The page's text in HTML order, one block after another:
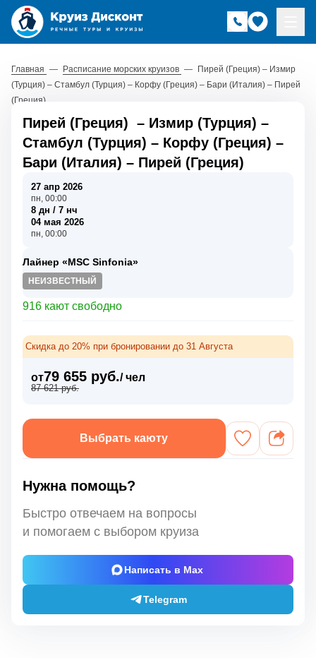
Главная — Расписание морских круизов — Пирей (Греция) – Измир
(Турция) – Стамбул (Турция) – Корфу (Греция) – Бари (Италия) – Пирей
(Греция)
Пирей (Греция) – Измир (Турция) –
Стамбул (Турция) – Корфу (Греция) –
Бари (Италия) – Пирей (Греция)
27 апр 2026
пн, 00:00
8 дн / 7 нч
04 мая 2026
пн, 00:00
Лайнер «MSC Sinfonia»
НЕИЗВЕСТНЫЙ
916 кают свободно
Скидка до 20% при бронировании до 31 Августа
от79 655 руб./ чел
87 621 руб.
Выбрать каюту
Нужна помощь?
Быстро отвечаем на вопросы
и помогаем с выбором круиза
Написать в Max
Telegram